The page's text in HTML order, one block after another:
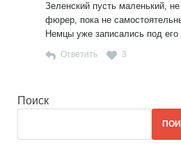
Зеленский пусть маленький,
фюрер, пока не
Немцы уже записались под его
Ответить 3
Поиск